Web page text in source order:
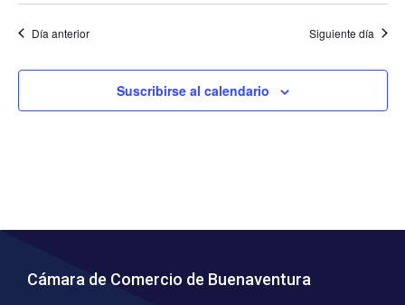
Día anterior Siguiente día
Suscribirse al calendario
Cámara de Comercio de Buenaventura